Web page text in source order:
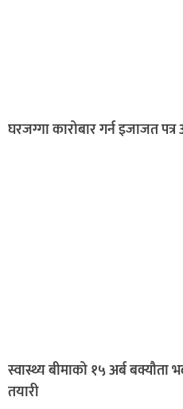
घरजग्गा कारोबार गर्न इजाजत पत्र
स्वास्थ्य बीमाको १५ अर्ब बक्यौता
तयारी